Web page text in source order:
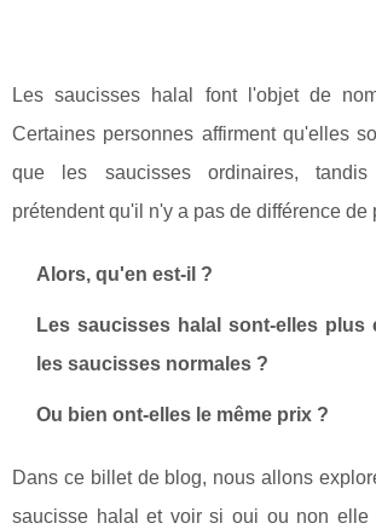
Les saucisses halal font l'objet de
Certaines personnes affirment qu'elles
que les saucisses ordinaires,
prétendent qu'il n'y a pas de différence de
Alors, qu'en est-il ?
Les saucisses halal sont-elles plus
les saucisses normales ?
Ou bien ont-elles le même prix ?
Dans ce billet de blog, nous allons
saucisse halal et voir si oui ou non elle